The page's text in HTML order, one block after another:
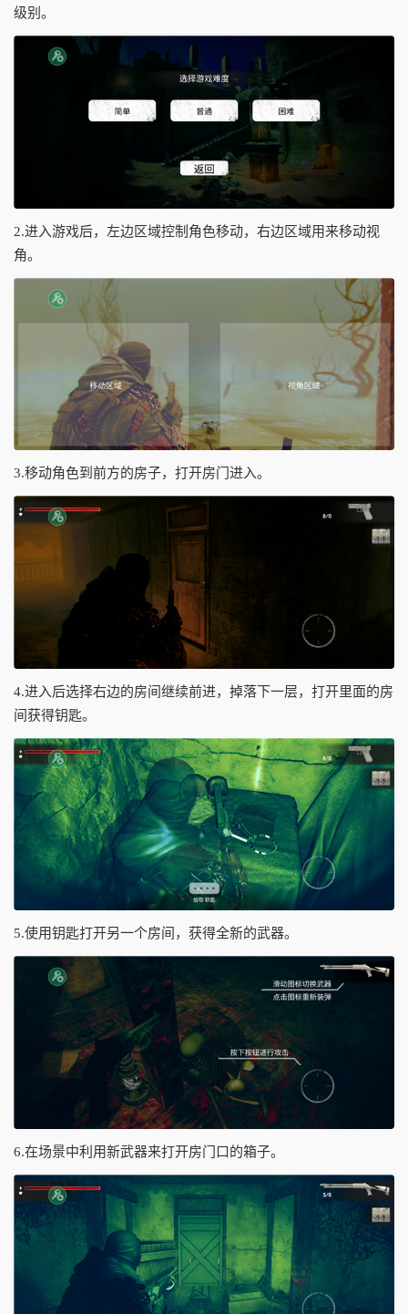
级别。
2.进入游戏后，左边区域控制角色移动，右边区域用来移动视
角。
3.移动角色到前方的房子，打开房门进入。
4.进入后选择右边的房间继续前进，掉落下一层，打开里面的房
间获得钥匙。
5.使用钥匙打开另一个房间，获得全新的武器。
6.在场景中利用新武器来打开房门口的箱子。